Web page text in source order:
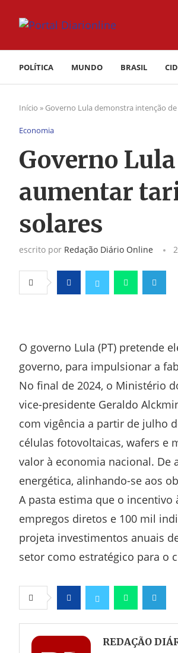
POLÍTICA MUNDO BRASIL
Início » Governo Lula demonstra intenção
Economia
Governo
aumentar
solares
escrito por Redação Diário Online
O governo Lula (PT) pretende
governo, para impulsionar a
No final de 2024, o Ministério
vice-presidente Geraldo
com vigência a partir de julho
células fotovoltaicas, wafers e
valor à economia nacional. De
energética, alinhando-se aos
A pasta estima que o incentivo
empregos diretos e 100 mil
projeta investimentos anuais
setor como estratégico para o
FacebookTwitter Whatsapp
REDAÇÃO